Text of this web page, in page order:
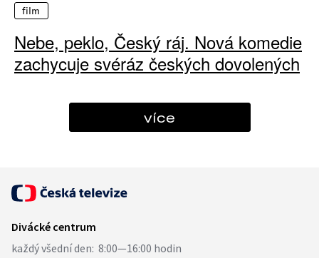
film
Nebe, peklo, Český ráj. Nová komedie
zachycuje svéráz českých dovolených
více